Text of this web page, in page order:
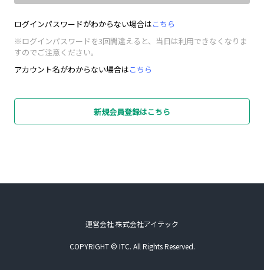
ログインパスワードがわからない場合はこちら
※ログインパスワードを3回間違えると、当日は利用できなくなりま
すのでご注意ください。
アカウント名がわからない場合はこちら
新規会員登録はこちら
運営会社 株式会社アイテック
COPYRIGHT © ITC. All Rights Reserved.